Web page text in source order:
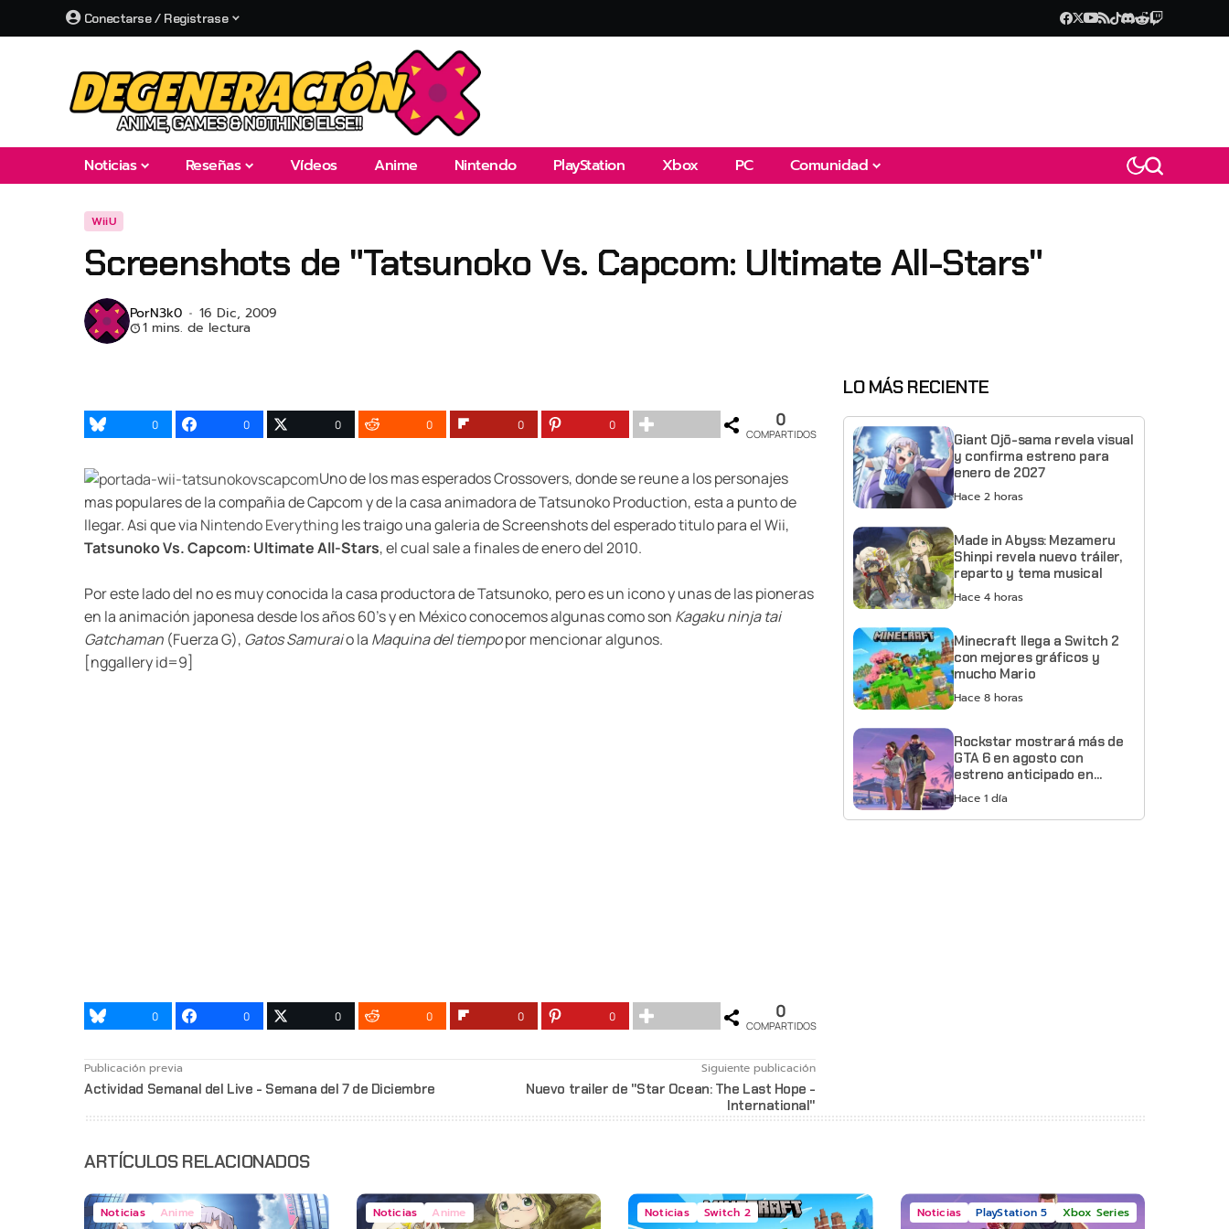
Conectarse / Registrase
Noticias Reseñas Vídeos Anime Nintendo PlayStation Xbox PC Comunidad
WiiU
Screenshots de "Tatsunoko Vs. Capcom: Ultimate All-Stars"
PorN3k0 16 Dic, 2009
1 mins. de lectura
0 0 0 0 0 0 0
COMPARTIDOS
Uno de los mas esperados Crossovers, donde se reune a los personajes
mas populares de la compañia de Capcom y de la casa animadora de Tatsunoko Production, esta a punto de
llegar. Asi que via Nintendo Everythingles traigo una galeria de Screenshots del esperado titulo para el Wii,
Tatsunoko Vs. Capcom: Ultimate All-Stars, el cual sale a finales de enero del 2010.
Por este lado del no es muy conocida la casa productora de Tatsunoko, pero es un icono y unas de las pioneras
en la animación japonesa desde los años 60’s y en México conocemos algunas como son Kagaku ninja tai
Gatchaman (Fuerza G), Gatos Samuraio la Maquina del tiempopor mencionar algunos.
[nggallery id=9]
0 0 0 0 0 0 0
COMPARTIDOS
Publicación previa
Actividad Semanal del Live - Semana del 7 de Diciembre
Siguiente publicación
Nuevo trailer de "Star Ocean: The Last Hope -
International"
LO MÁS RECIENTE
Giant Ojō-sama revela visual
y confirma estreno para
enero de 2027
Hace 2 horas
Made in Abyss: Mezameru
Shinpi revela nuevo tráiler,
reparto y tema musical
Hace 4 horas
Minecraft llega a Switch 2
con mejores gráficos y
mucho Mario
Hace 8 horas
Rockstar mostrará más de
GTA 6 en agosto con
estreno anticipado en
Netflix
Hace 1 día
ARTÍCULOS RELACIONADOS
Noticias Anime Noticias Anime Noticias Switch 2 Noticias PlayStation 5 Xbox Series